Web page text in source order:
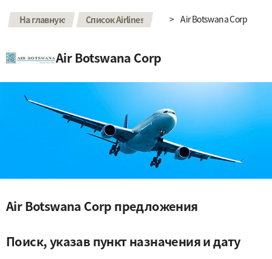
На главную >
Список Airlines > Air Botswana Corp
Air Botswana Corp
Air Botswana Corp предложения
Поиск, указав пункт назначения и дату